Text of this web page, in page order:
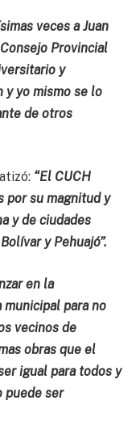
veces a Juan
Provincial
y
y yo mismo se lo
de otros
“El CUCH
por su magnitud y
y de ciudades
y Pehuajó”.
en la
para no
vecinos de
obras que el
igual para todos y
puede ser